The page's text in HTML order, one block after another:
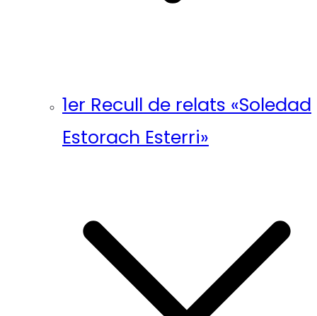
1er Recull de relats «Soledad
Estorach Esterri»